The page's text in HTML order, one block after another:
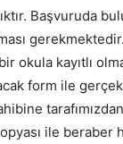
Başvuruda
gerekmektedir.
okula kayıtlı
form ile
ile beraber